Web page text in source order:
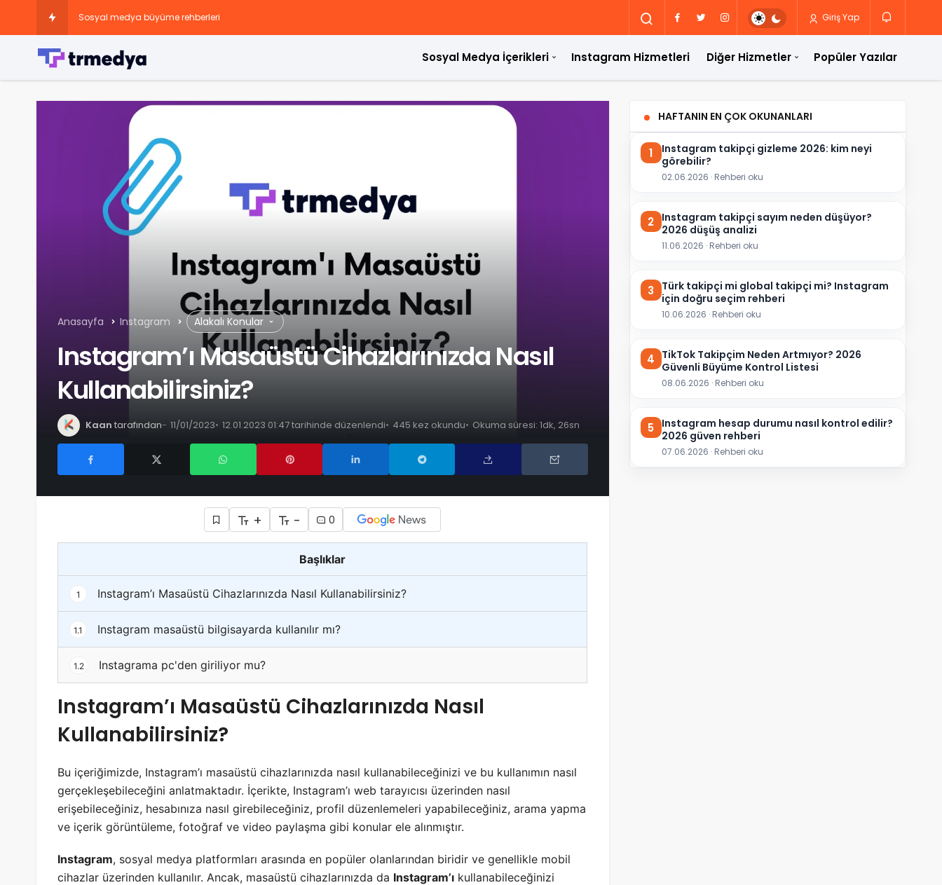
Sosyal medya büyüme rehberleri Giriş Yap
Sosyal Medya İçerikleri Instagram Hizmetleri Diğer Hizmetler Popüler Yazılar
Anasayfa Instagram Alakalı Konular
Instagram’ı Masaüstü Cihazlarınızda Nasıl
Kullanabilirsiniz?
Kaan tarafından 11/01/2023 12.01.2023 01:47 tarihinde düzenlendi 445 kez okundu Okuma süresi: 1dk, 26sn
+ - 0
Başlıklar
1 Instagram’ı Masaüstü Cihazlarınızda Nasıl Kullanabilirsiniz?
1.1 Instagram masaüstü bilgisayarda kullanılır mı?
1.2 Instagrama pc'den giriliyor mu?
Instagram’ı Masaüstü Cihazlarınızda Nasıl
Kullanabilirsiniz?
Bu içeriğimizde, Instagram’ı masaüstü cihazlarınızda nasıl kullanabileceğinizi ve bu kullanımın nasıl
gerçekleşebileceğini anlatmaktadır. İçerikte, Instagram’ı web tarayıcısı üzerinden nasıl
erişebileceğiniz, hesabınıza nasıl girebileceğiniz, profil düzenlemeleri yapabileceğiniz, arama yapma
ve içerik görüntüleme, fotoğraf ve video paylaşma gibi konular ele alınmıştır.
Instagram, sosyal medya platformları arasında en popüler olanlarından biridir ve genellikle mobil
cihazlar üzerinden kullanılır. Ancak, masaüstü cihazlarınızda da Instagram’ı kullanabileceğinizi
HAFTANIN EN ÇOK OKUNANLARI
1
Instagram takipçi gizleme 2026: kim neyi
görebilir?
02.06.2026 · Rehberi oku
2 Instagram takipçi sayım neden düşüyor?
2026 düşüş analizi
11.06.2026 · Rehberi oku
3 Türk takipçi mi global takipçi mi? Instagram
için doğru seçim rehberi
10.06.2026 · Rehberi oku
4 TikTok Takipçim Neden Artmıyor? 2026
Güvenli Büyüme Kontrol Listesi
08.06.2026 · Rehberi oku
5 Instagram hesap durumu nasıl kontrol edilir?
2026 güven rehberi
07.06.2026 · Rehberi oku